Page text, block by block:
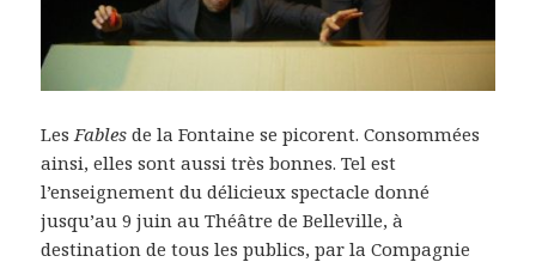
Les Fables de la Fontaine se picorent. Consommées
ainsi, elles sont aussi très bonnes. Tel est
l’enseignement du délicieux spectacle donné
jusqu’au 9 juin au Théâtre de Belleville, à
destination de tous les publics, par la Compagnie